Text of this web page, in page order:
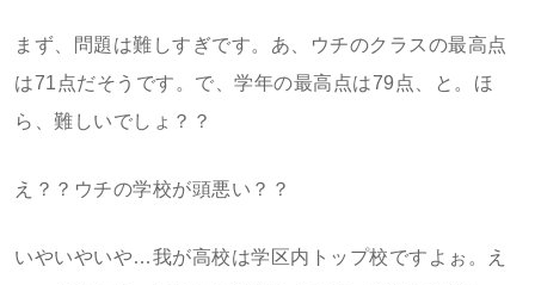
まず、問題は難しすぎです。あ、ウチのクラスの最高点
は71点だそうです。で、学年の最高点は79点、と。ほ
ら、難しいでしょ？？
え？？ウチの学校が頭悪い？？
いやいやいや…我が高校は学区内トップ校ですよぉ。え